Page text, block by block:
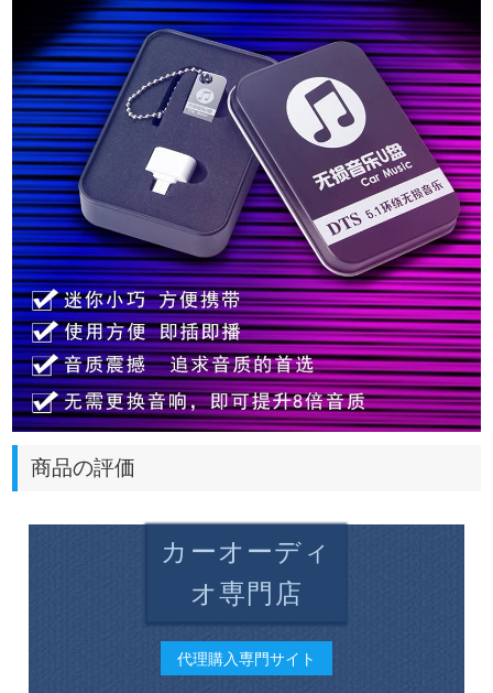
商品の評価
カーオーディ
オ専門店
代理購入専門サイト